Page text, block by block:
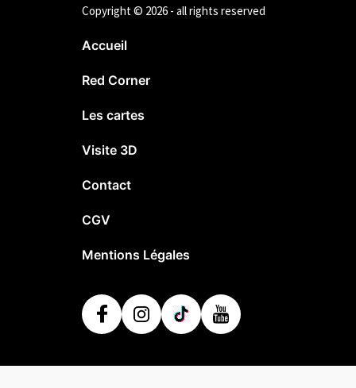
Copyright © 2026 - all rights reserved
Accueil
Red Corner
Les cartes
Visite 3D
Contact
CGV
Mentions Légales